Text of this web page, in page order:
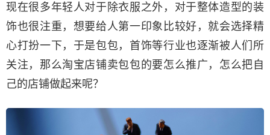
现在很多年轻人对于除衣服之外，对于整体造型的装
饰也很注重，想要给人第一印象比较好，就会选择精
心打扮一下，于是包包，首饰等行业也逐渐被人们所
关注，那么淘宝店铺卖包包的要怎么推广，怎么把自
己的店铺做起来呢？